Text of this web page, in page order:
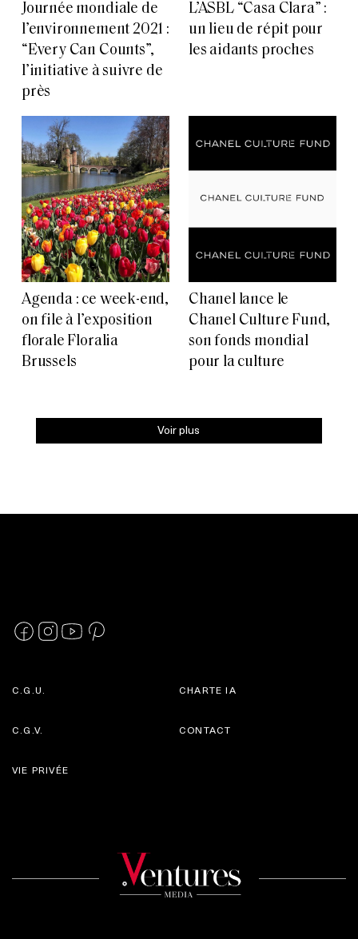
Journée mondiale de
l’environnement 2021 :
“Every Can Counts”,
l’initiative à suivre de
près
L’ASBL “Casa Clara” :
un lieu de répit pour
les aidants proches
Agenda : ce week-end,
on file à l’exposition
florale Floralia
Brussels
Chanel lance le
Chanel Culture Fund,
son fonds mondial
pour la culture
Voir plus
C.G.U.
C.G.V.
CHARTE IA
CONTACT
VIE PRIVÉE